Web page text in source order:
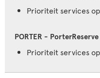
Prioriteit services
Prioriteit services